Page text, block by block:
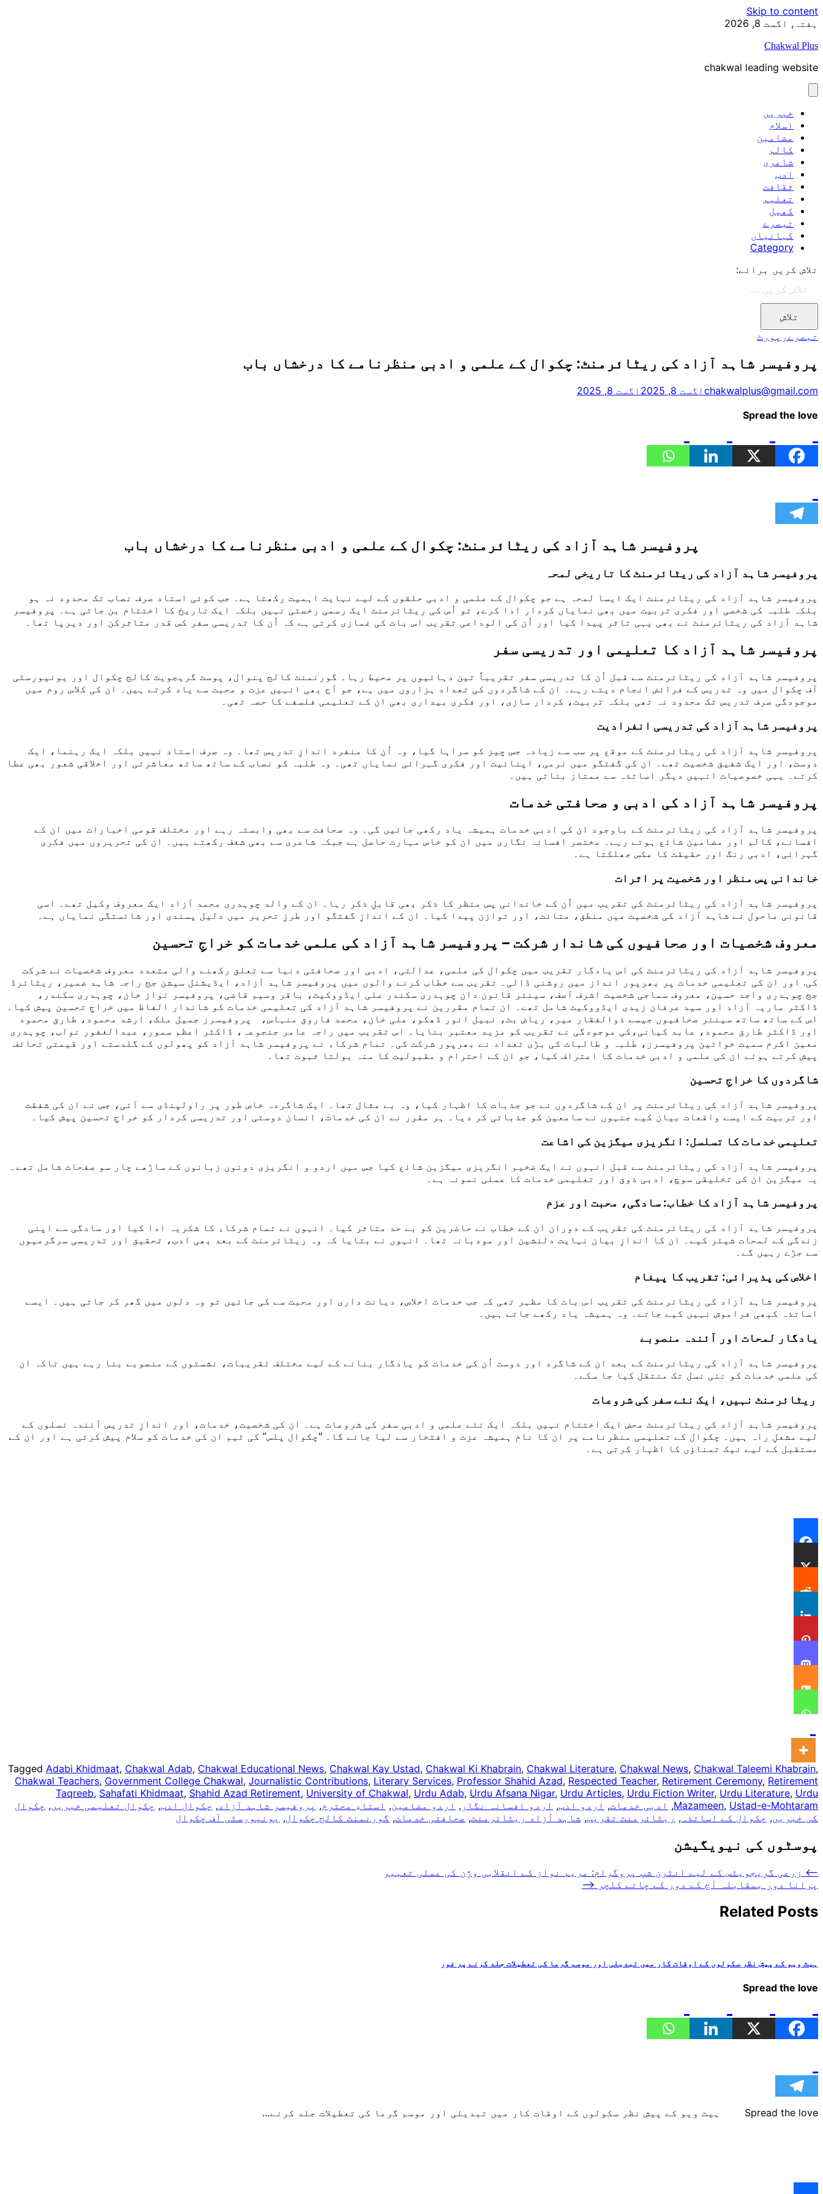
Skip to content
ہفتہ, اگست 8, 2026
Chakwal Plus
chakwal leading website
خبریں
اسلام
مضامین
کالم
شاعری
ادب
ثقافت
تعلیم
کھیل
تبصرے
کہانیاں
Category
تلاش کریں برائے:
تبصرےرپورٹ
پروفیسر شاہد آزاد کی ریٹائرمنٹ: چکوال کے علمی و ادبی منظرنامے کا درخشاں باب
chakwalplus@gmail.com اگست 8, 2025
اگست 8, 2025
Spread the love
پروفیسر شاہد آزاد کی ریٹائرمنٹ: چکوال کے علمی و ادبی منظرنامے کا درخشاں باب
پروفیسر شاہد آزاد کی ریٹائرمنٹ کا تاریخی لمحہ
پروفیسر شاہد آزاد کی ریٹائرمنٹ ایک ایسا لمحہ ہے جو چکوال کے علمی و ادبی حلقوں کے لیے نہایت اہمیت رکھتا ہے۔ جب کوئی استاد صرف نصاب تک محدود نہ ہو
بلکہ طلبہ کی شخصی اور فکری تربیت میں بھی نمایاں کردار ادا کرے، تو اُس کی ریٹائرمنٹ ایک رسمی رخصتی نہیں بلکہ ایک تاریخ کا اختتام بن جاتی ہے۔ پروفیسر
شاہد آزاد کی ریٹائرمنٹ نے بھی یہی تاثر پیدا کیا اور اُن کی الوداعی تقریب اس بات کی غمازی کرتی ہے کہ اُن کا تدریسی سفر کس قدر متاثرکن اور دیرپا تھا۔
پروفیسر شاہد آزاد کا تعلیمی اور تدریسی سفر
پروفیسر شاہد آزاد کی ریٹائرمنٹ سے قبل اُن کا تدریسی سفر تقریباً تین دہائیوں پر محیط رہا۔ گورنمنٹ کالج پنوال، پوسٹ گریجویٹ کالج چکوال اور یونیورسٹی
آف چکوال میں وہ تدریس کے فرائض انجام دیتے رہے۔ ان کے شاگردوں کی تعداد ہزاروں میں ہے، جو آج بھی انہیں عزت و محبت سے یاد کرتے ہیں۔ ان کی کلاس روم میں
موجودگی صرف تدریس تک محدود نہ تھی بلکہ تربیت، کردار سازی، اور فکری بیداری بھی ان کے تعلیمی فلسفے کا حصہ تھی۔
پروفیسر شاہد آزاد کی تدریسی انفرادیت
پروفیسر شاہد آزاد کی ریٹائرمنٹ کے موقع پر سب سے زیادہ جس چیز کو سراہا گیا، وہ اُن کا منفرد اندازِ تدریس تھا۔ وہ صرف استاد نہیں بلکہ ایک رہنما، ایک
دوست، اور ایک شفیق شخصیت تھے۔ ان کی گفتگو میں نرمی، اپنائیت اور فکری گہرائی نمایاں تھی۔ وہ طلبہ کو نصاب کے ساتھ ساتھ معاشرتی اور اخلاقی شعور بھی عطا
کرتے۔ یہی خصوصیات انہیں دیگر اساتذہ سے ممتاز بناتی ہیں۔
پروفیسر شاہد آزاد کی ادبی و صحافتی خدمات
پروفیسر شاہد آزاد کی ریٹائرمنٹ کے باوجود ان کی ادبی خدمات ہمیشہ یاد رکھی جائیں گی۔ وہ صحافت سے بھی وابستہ رہے اور مختلف قومی اخبارات میں ان کے
افسانے، کالم اور مضامین شائع ہوتے رہے۔ مختصر افسانہ نگاری میں ان کو خاص مہارت حاصل ہے جبکہ شاعری سے بھی شغف رکھتے ہیں۔ ان کی تحریروں میں فکری
گہرائی، ادبی رنگ اور حقیقت کا عکس جھلکتا ہے۔
خاندانی پس منظر اور شخصیت پر اثرات
پروفیسر شاہد آزاد کی ریٹائرمنٹ کی تقریب میں اُن کے خاندانی پس منظر کا ذکر بھی قابلِ ذکر رہا۔ ان کے والد چوہدری محمد آزاد ایک معروف وکیل تھے۔ اسی
قانونی ماحول نے شاہد آزاد کی شخصیت میں منطق، متانت، اور توازن پیدا کیا۔ ان کے اندازِ گفتگو اور طرزِ تحریر میں دلیل پسندی اور شائستگی نمایاں ہے۔
معروف شخصیات اور صحافیوں کی شاندار شرکت – پروفیسر شاہد آزاد کی علمی خدمات کو خراجِ تحسین
پروفیسر شاہد آزاد کی ریٹائرمنٹ کی اس یادگار تقریب میں چکوال کی علمی، عدالتی، ادبی اور صحافتی دنیا سے تعلق رکھنے والی متعدد معروف شخصیات نے شرکت
کی. اور ان کی تعلیمی خدمات پر بھرپور انداز میں روشنی ڈالی۔ تقریب سے خطاب کرنے والوں میں پروفیسر شاہد آزاد، ایڈیشنل سیشن جج راجہ شاہد ضمیر، ریٹائرڈ
جج چوہدری واجد حسین، معروف سماجی شخصیت اشرف آصف، سینئر قانون دان چوہدری سکندر علی ایڈووکیٹ، باقر وسیم قاضی، پروفیسر نواز خان، چوہدری سکندر،
ڈاکٹر ماریہ آزاد اور سید عرفان زیدی ایڈووکیٹ شامل تھے۔ ان تمام مقررین نے پروفیسر شاہد آزاد کی تعلیمی خدمات کو شاندار الفاظ میں خراجِ تحسین پیش کیا۔
اس کے ساتھ ساتھ سینئر صحافیوں جیسے ذوالفقار میر، ریاض بٹ، نبیل انور ڈھکو، علی خان، محمد فاروق منہاس، پروفیسرز جمیل ملک، ارشد محمود، طارق محمود
اور ڈاکٹر طارق محمود، عابد کیانی،کی موجودگی نے تقریب کو مزید معتبر بنایا۔ اس تقریب میں راجہ عامر جنجوعہ، ڈاکٹر اعظم سمور، عبدالغفور نواب، چوہدری
معین اکرم سمیت خواتین پروفیسرز، طلبہ و طالبات کی بڑی تعداد نے بھرپور شرکت کی۔ تمام شرکاء نے پروفیسر شاہد آزاد کو پھولوں کے گلدستے اور قیمتی تحائف
پیش کرتے ہوئے ان کی علمی و ادبی خدمات کا اعتراف کیا، جو ان کے احترام و مقبولیت کا منہ بولتا ثبوت تھا۔
شاگردوں کا خراجِ تحسین
پروفیسر شاہد آزاد کی ریٹائرمنٹ پر ان کے شاگردوں نے جو جذبات کا اظہار کیا، وہ بے مثال تھا۔ ایک شاگردہ خاص طور پر راولپنڈی سے آئی، جس نے ان کی شفقت
اور تربیت کے ایسے واقعات بیان کیے جنہوں نے سامعین کو جذباتی کر دیا۔ ہر مقرر نے ان کی خدمات، انسان دوستی اور تدریسی کردار کو خراجِ تحسین پیش کیا۔
تعلیمی خدمات کا تسلسل: انگریزی میگزین کی اشاعت
پروفیسر شاہد آزاد کی ریٹائرمنٹ سے قبل انہوں نے ایک ضخیم انگریزی میگزین شائع کیا جس میں اردو و انگریزی دونوں زبانوں کے ساڑھے چار سو صفحات شامل تھے۔
یہ میگزین ان کی تخلیقی سوچ، ادبی ذوق اور تعلیمی خدمات کا عملی نمونہ ہے۔
پروفیسر شاہد آزاد کا خطاب: سادگی، محبت اور عزم
پروفیسر شاہد آزاد کی ریٹائرمنٹ کی تقریب کے دوران ان کے خطاب نے حاضرین کو بے حد متاثر کیا۔ انہوں نے تمام شرکاء کا شکریہ ادا کیا اور سادگی سے اپنی
زندگی کے لمحات شیئر کیے۔ ان کا اندازِ بیان نہایت دلنشین اور مودبانہ تھا۔ انہوں نے بتایا کہ وہ ریٹائرمنٹ کے بعد بھی ادب، تحقیق اور تدریسی سرگرمیوں
سے جڑے رہیں گے۔
اخلاص کی پذیرائی: تقریب کا پیغام
پروفیسر شاہد آزاد کی ریٹائرمنٹ کی تقریب اس بات کا مظہر تھی کہ جب خدمات اخلاص، دیانت داری اور محبت سے کی جائیں تو وہ دلوں میں گھر کر جاتی ہیں۔ ایسے
اساتذہ کبھی فراموش نہیں کیے جاتے۔ وہ ہمیشہ یاد رکھے جاتے ہیں۔
یادگار لمحات اور آئندہ منصوبے
پروفیسر شاہد آزاد کی ریٹائرمنٹ کے بعد ان کے شاگرد اور دوست اُن کی خدمات کو یادگار بنانے کے لیے مختلف تقریبات، نشستوں کے منصوبے بنا رہے ہیں تاکہ ان
کی علمی خدمات کو نئی نسل تک منتقل کیا جا سکے۔
ریٹائرمنٹ نہیں، ایک نئے سفر کی شروعات
پروفیسر شاہد آزاد کی ریٹائرمنٹ محض ایک اختتام نہیں بلکہ ایک نئے علمی و ادبی سفر کی شروعات ہے۔ ان کی شخصیت، خدمات، اور اندازِ تدریس آئندہ نسلوں کے
لیے مشعلِ راہ ہیں۔ چکوال کے تعلیمی منظرنامے پر ان کا نام ہمیشہ عزت و افتخار سے لیا جائے گا۔ "چکوال پلس” کی ٹیم ان کی خدمات کو سلام پیش کرتی ہے اور ان کے
مستقبل کے لیے نیک تمناؤں کا اظہار کرتی ہے۔
Tagged Adabi Khidmaat, Chakwal Adab, Chakwal Educational News, Chakwal Kay Ustad, Chakwal Ki Khabrain, Chakwal Literature, Chakwal News, Chakwal Taleemi Khabrain,
Chakwal Teachers, Government College Chakwal, Journalistic Contributions, Literary Services, Professor Shahid Azad, Respected Teacher, Retirement Ceremony, Retirement
Taqreeb, Sahafati Khidmaat, Shahid Azad Retirement, University of Chakwal, Urdu Adab, Urdu Afsana Nigar, Urdu Articles, Urdu Fiction Writer, Urdu Literature, Urdu
Mazameen, Ustad-e-Mohtaram
, ادبی خدمات, اردو ادب, اردو افسانہ نگار , اردو مضامین, استادِ محترم, پروفیسر شاہد آزاد, چکوال ادب, چکوال تعلیمی خبریں, چکوال
کی خبریں, چکوال کے اساتذہ , ریٹائرمنٹ تقریب, شاہد آزاد ریٹائرمنٹ, صحافتی خدمات, گورنمنٹ کالج چکوال, یونیورسٹی آف چکوال
پوسٹوں کی نیویگیشن
⟵ زرعی گریجویٹس کے لیے انٹرن شپ پروگرام: مریم نواز کے انقلابی وژن کی عملی تعبیر
پرانا دور بمقابلہ آج کے دور کے چائے کلچر ⟶
Related Posts
ہیٹ ویو کے پیش نظر سکولوں کے اوقات کار میں تبدیلی اور موسم گرما کی تعطیلات جلد کرنے پر غور
Spread the love
Spread the love ہیٹ ویو کے پیش نظر سکولوں کے اوقات کار میں تبدیلی اور موسم گرما کی تعطیلات جلد کرنے…